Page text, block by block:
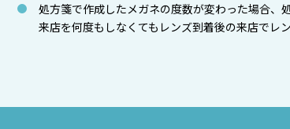
処方箋で作成したメガネの度数が変わった場合、
来店を何度もしなくてもレンズ到着後の来店でレ